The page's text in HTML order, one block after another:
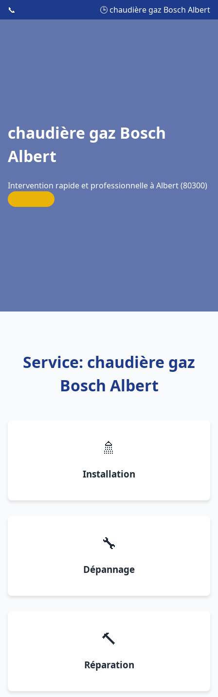
📞 🕒 chaudière gaz Bosch Albert
chaudière gaz Bosch
Albert
Intervention rapide et professionnelle à Albert (80300)
Service: chaudière gaz
Bosch Albert
🚿
Installation
🔧
Dépannage
🔨
Réparation